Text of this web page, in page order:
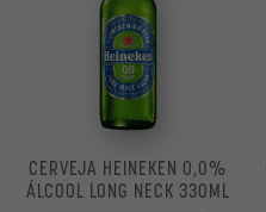
CERVEJA HEINEKEN 0,0%
ÁLCOOL LONG NECK 330ML